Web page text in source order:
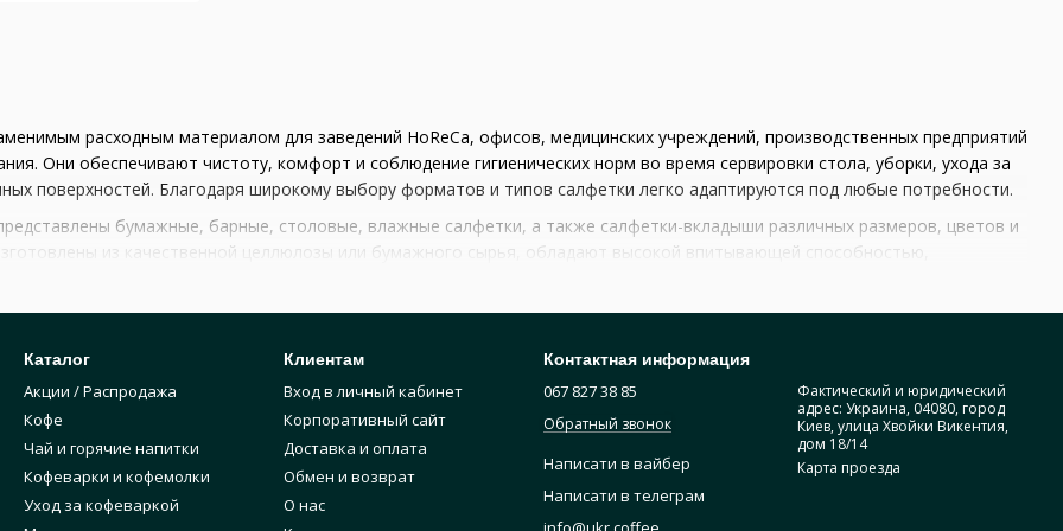
расходным материалом для заведений HoReCa, офисов, медицинских учреждений, производственных предприятий
Они обеспечивают чистоту, комфорт и соблюдение гигиенических норм во время сервировки стола, уборки, ухода за
поверхностей. Благодаря широкому выбору форматов и типов салфетки легко адаптируются под любые потребности.
бумажные, барные, столовые, влажные салфетки, а также салфетки-вкладыши различных размеров, цветов и
из качественной целлюлозы или бумажного сырья, обладают высокой впитывающей способностью,
еды;
поверхностями;
загрязнений;
гостиницах, офисах, медицинских учреждениях и дома.
Каталог
Акции / Распродажа
Кофе
Чай и горячие напитки
Кофеварки и кофемолки
Уход за кофеваркой
Клиентам
Вход в личный кабинет
Корпоративный сайт
Доставка и оплата
Обмен и возврат
О нас
Контактная информация
067 827 38 85
Обратный звонок
Написати в вайбер
Написати в телеграм
Фактический и юридический
адрес: Украина, 04080, город
Киев, улица Хвойки Викентия,
дом 18/14
Карта проезда